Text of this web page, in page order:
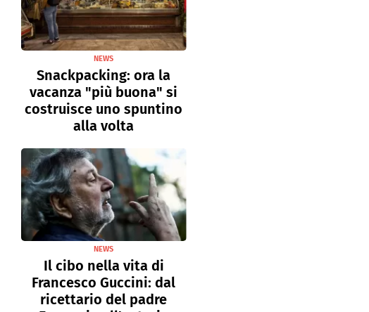
NEWS
Snackpacking: ora la
vacanza "più buona" si
costruisce uno spuntino
alla volta
NEWS
Il cibo nella vita di
Francesco Guccini: dal
ricettario del padre